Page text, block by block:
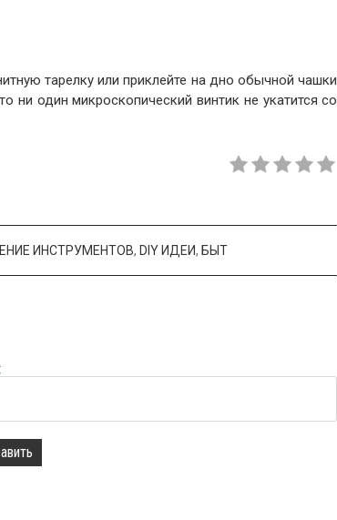
тарелку или приклейте на дно обычной чашки
ни один микроскопический винтик не укатится со
ИНСТРУМЕНТОВ, DIY ИДЕИ, БЫТ